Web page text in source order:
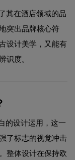
其在酒店领域的品
突出品牌核心符
设计美学，又能有
识度。
的设计运用，这一
了标志的视觉冲击
整体设计在保持欧